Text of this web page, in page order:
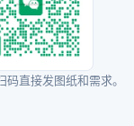
码直接发图纸和需求。